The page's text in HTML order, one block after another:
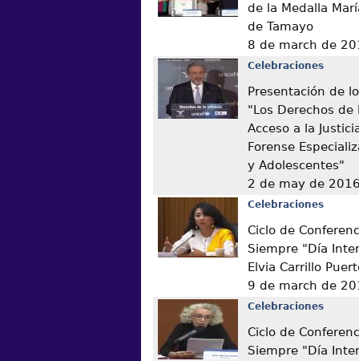
de la Medalla
de Tamayo
8 de march de
Celebraciones
Presentación de
"Los Derechos
Acceso a la
Forense
y Adolescentes"
2 de may de
Celebraciones
Ciclo de
Siempre "Día
Elvia Carrillo
9 de march de
Celebraciones
Ciclo de
Siempre "Día